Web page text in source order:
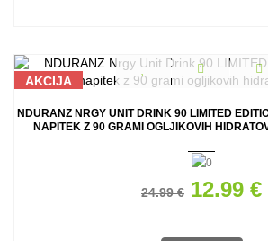
AKCIJA
NDURANZ NRGY UNIT DRINK 90 LIMITED
NAPITEK Z 90 GRAMI OGLJIKOVIH
24.99 € 12.99 €